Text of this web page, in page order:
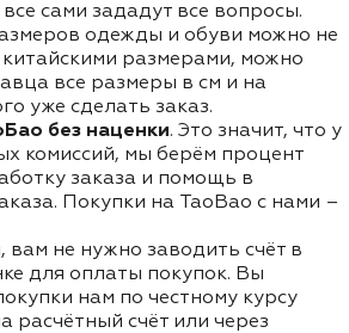
сами зададут все вопросы.
одежды и обуви можно не
китайскими размерами, можно
все размеры в см и на
уже сделать заказ.
без наценки. Это значит, что у
комиссий, мы берём процент
заказа и помощь в
Покупки на TaoBao с нами –
вам не нужно заводить счёт в
для оплаты покупок. Вы
нам по честному курсу
расчётный счёт или через